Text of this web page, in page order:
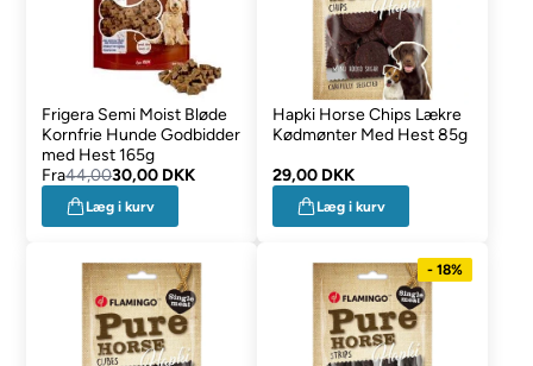
Frigera Semi Moist Bløde
Kornfrie Hunde Godbidder
med Hest 165g
Fra44,0030,00 DKK
Læg i kurv
Hapki Horse Chips Lækre
Kødmønter Med Hest 85g
29,00 DKK
Læg i kurv
- 18%